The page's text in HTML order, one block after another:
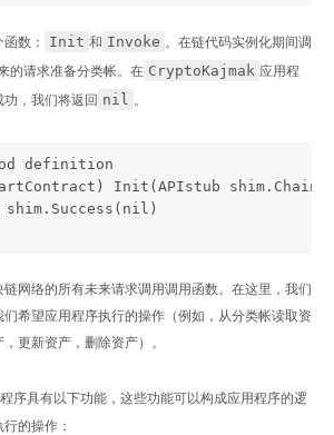
数： Init 和 Invoke 。在链代码实例化期间调
的请求准备分类帐。在 CryptoKajmak 应用程
，我们将返回 nil 。
definition
Init(APIstub
shim.Success(nil)
链网络的所有未来请求调用调用函数。在这里，我们
希望应用程序执行的操作（例如，从分类帐读取资
更新资产，删除资产）。
序具有以下功能，这些功能可以构成应用程序的逻
的操作：